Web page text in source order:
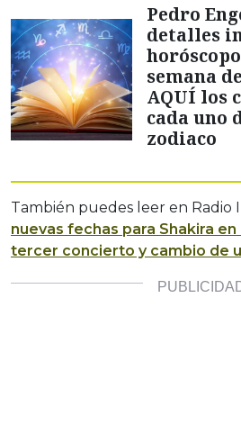
Pedro
detalles
semana
AQUÍ los
cada uno
zodiaco
También puedes leer en Radio
nuevas fechas para Shakira en
tercer concierto y cambio de